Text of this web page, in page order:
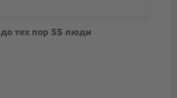
до тех пор 55 люди